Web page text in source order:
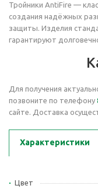
Тройники AntiFire —
создания надёжных
защиты. Изделия
гарантируют
Для получения
позвоните по телефону
сайте. Доставка
Характеристики
Цвет